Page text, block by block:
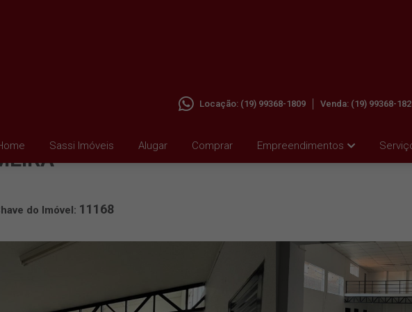
Sassi Imóveis Alugar Comprar Empreendimentos
Locação: (19) 99368-1809 Venda: (19) 99368-
do Imóvel: 11168